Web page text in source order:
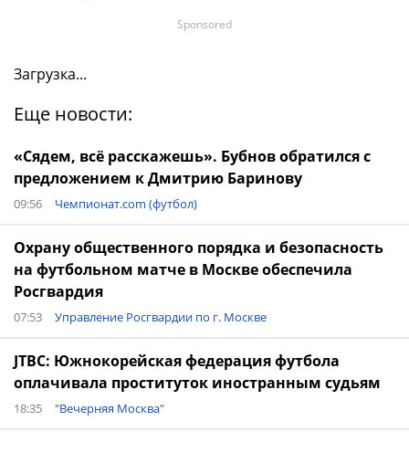
Загрузка...
Еще новости:
«Сядем, всё расскажешь». Бубнов обратился с
предложением к Дмитрию Баринову
09:56 Чемпионат.com (футбол)
Охрану общественного порядка и безопасность
на футбольном матче в Москве обеспечила
Росгвардия
07:53 Управление Росгвардии по г. Москве
JTBC: Южнокорейская федерация футбола
оплачивала проституток иностранным судьям
18:35 "Вечерняя Москва"
Sponsored